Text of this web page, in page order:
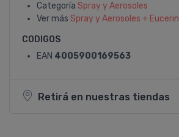
Categoría Spray y Aerosoles
Ver más Spray y Aerosoles + Eucerin
CODIGOS
EAN 4005900169563
Retirá en nuestras tiendas